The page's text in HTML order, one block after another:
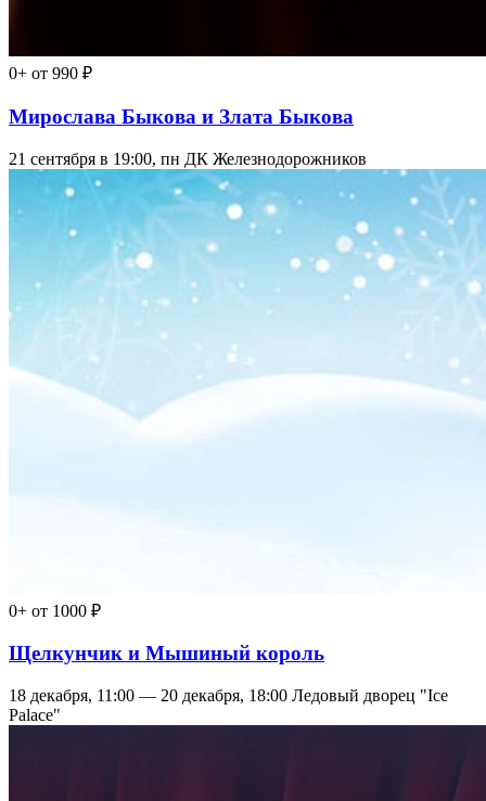
0+ от 990 ₽
Мирослава Быкова и Злата Быкова
21 сентября в 19:00, пн ДК Железнодорожников
0+ от 1000 ₽
Щелкунчик и Мышиный король
18 декабря, 11:00 — 20 декабря, 18:00 Ледовый дворец "Ice
Palace"